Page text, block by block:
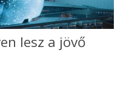
lesz a jövő